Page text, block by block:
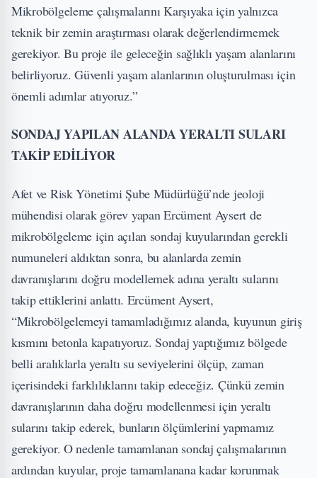
Mikrobölgeleme çalışmalarını Karşıyaka için yalnızca
teknik bir zemin araştırması olarak değerlendirmemek
gerekiyor. Bu proje ile geleceğin sağlıklı yaşam alanlarını
belirliyoruz. Güvenli yaşam alanlarının oluşturulması için
önemli adımlar atıyoruz.”
SONDAJ YAPILAN ALANDA YERALTI SULARI
TAKİP EDİLİYOR
Afet ve Risk Yönetimi Şube Müdürlüğü’nde jeoloji
mühendisi olarak görev yapan Ercüment Aysert de
mikrobölgeleme için açılan sondaj kuyularından gerekli
numuneleri aldıktan sonra, bu alanlarda zemin
davranışlarını doğru modellemek adına yeraltı sularını
takip ettiklerini anlattı. Ercüment Aysert,
“Mikrobölgelemeyi tamamladığımız alanda, kuyunun giriş
kısmını betonla kapatıyoruz. Sondaj yaptığımız bölgede
belli aralıklarla yeraltı su seviyelerini ölçüp, zaman
içerisindeki farklılıklarını takip edeceğiz. Çünkü zemin
davranışlarının daha doğru modellenmesi için yeraltı
sularını takip ederek, bunların ölçümlerini yapmamız
gerekiyor. O nedenle tamamlanan sondaj çalışmalarının
ardından kuyular, proje tamamlanana kadar korunmak